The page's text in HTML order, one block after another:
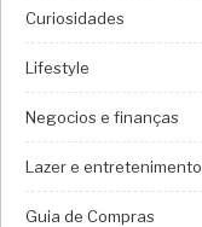
Curiosidades
Lifestyle
Negocios e finanças
Lazer e entretenimento
Guia de Compras